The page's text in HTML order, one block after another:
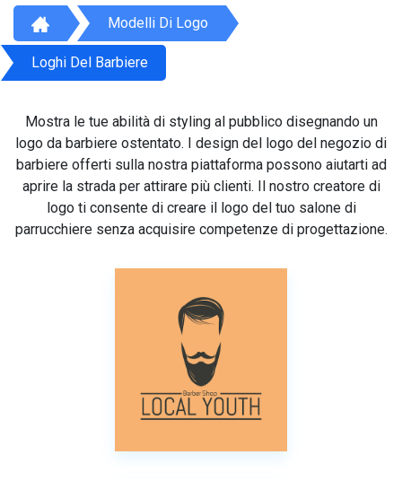
Modelli Di Logo
Loghi Del Barbiere
Mostra le tue abilità di styling al pubblico disegnando un
logo da barbiere ostentato. I design del logo del negozio di
barbiere offerti sulla nostra piattaforma possono aiutarti ad
aprire la strada per attirare più clienti. Il nostro creatore di
logo ti consente di creare il logo del tuo salone di
parrucchiere senza acquisire competenze di progettazione.